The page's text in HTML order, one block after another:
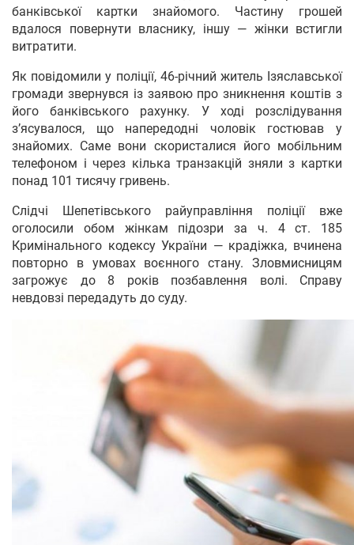
банківської картки знайомого. Частину грошей
вдалося повернути власнику, іншу — жінки встигли
витратити.
Як повідомили у поліції, 46-річний житель Ізяславської
громади звернувся із заявою про зникнення коштів з
його банківського рахунку. У ході розслідування
з’ясувалося, що напередодні чоловік гостював у
знайомих. Саме вони скористалися його мобільним
телефоном і через кілька транзакцій зняли з картки
понад 101 тисячу гривень.
Слідчі Шепетівського райуправління поліції вже
оголосили обом жінкам підозри за ч. 4 ст. 185
Кримінального кодексу України — крадіжка, вчинена
повторно в умовах воєнного стану. Зловмисницям
загрожує до 8 років позбавлення волі. Справу
невдовзі передадуть до суду.